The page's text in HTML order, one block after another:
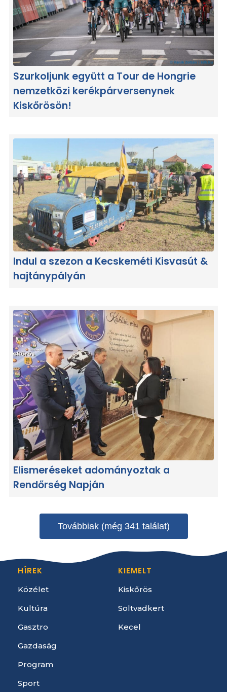
Szurkoljunk együtt a Tour de Hongrie
nemzetközi kerékpárversenynek
Kiskőrösön!
Indul a szezon a Kecskeméti Kisvasút &
hajtánypályán
Elismeréseket adományoztak a
Rendőrség Napján
Továbbiak (még 341 találat)
HÍREK
Közélet
Kultúra
Gasztro
Gazdaság
Program
Sport
KIEMELT
Kiskőrös
Soltvadkert
Kecel